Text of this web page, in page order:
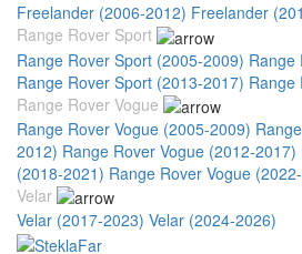
Freelander (2006-2012) Freelander
Range Rover Sport
Range Rover Sport (2005-2009) Range
Range Rover Sport (2013-2017) Range
Range Rover Vogue
Range Rover Vogue (2005-2009)
2012) Range Rover Vogue (2012-2017)
(2018-2021) Range Rover Vogue
Velar
Velar (2017-2023) Velar (2024-2026)